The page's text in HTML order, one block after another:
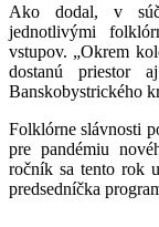
Ako dodal, v
jednotlivými
vstupov. „Okrem
dostanú priestor
Banskobystrického
Folklórne slávnosti
pre pandémiu
ročník sa tento rok
predsedníčka